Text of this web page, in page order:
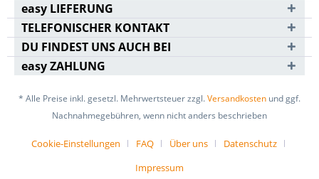
easy LIEFERUNG
TELEFONISCHER KONTAKT
DU FINDEST UNS AUCH BEI
easy ZAHLUNG
* Alle Preise inkl. gesetzl. Mehrwertsteuer zzgl.Versandkosten und ggf.
Nachnahmegebühren, wenn nicht anders beschrieben
Cookie-Einstellungen FAQ Über uns
Datenschutz
Impressum